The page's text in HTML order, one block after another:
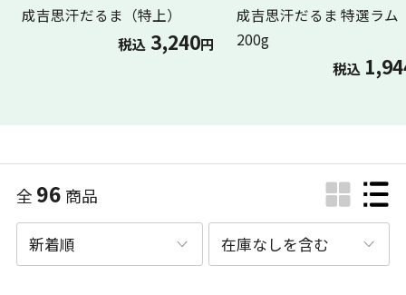
成吉思汗だるま（特上）
税込 3,240円
成吉思汗だるま 特選ラム
200g
税込
全 96 商品